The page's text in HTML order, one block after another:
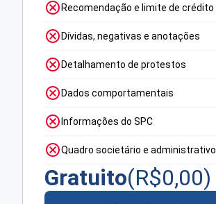
Recomendação e limite de crédito
Dívidas, negativas e anotações
Detalhamento de protestos
Dados comportamentais
Informações do SPC
Quadro societário e administrativo
Gratuito(R$0,00)